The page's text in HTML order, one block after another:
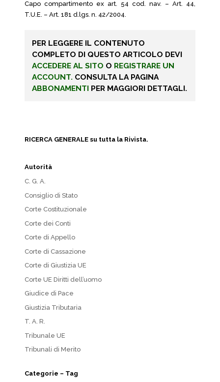
Capo compartimento ex art. 54 cod. nav. – Art. 44,
T.U.E. – Art. 181 d.lgs. n. 42/2004.
PER LEGGERE IL CONTENUTO
COMPLETO DI QUESTO ARTICOLO DEVI
ACCEDERE AL SITO O REGISTRARE UN
ACCOUNT. CONSULTA LA PAGINA
ABBONAMENTI PER MAGGIORI DETTAGLI.
RICERCA GENERALE su tutta la Rivista.
Autorità
C. G. A.
Consiglio di Stato
Corte Costituzionale
Corte dei Conti
Corte di Appello
Corte di Cassazione
Corte di Giustizia UE
Corte UE Diritti dell’uomo
Giudice di Pace
Giustizia Tributaria
T. A. R.
Tribunale UE
Tribunali di Merito
Categorie – Tag